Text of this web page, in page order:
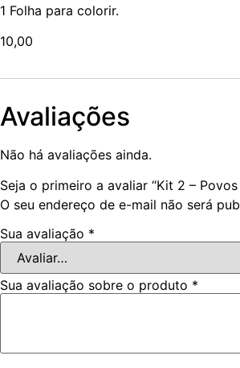
1 Folha para colorir.
10,00
Avaliações
Não há avaliações ainda.
Seja o primeiro a avaliar “Kit 2 – Povos
O seu endereço de e-mail não será
Sua avaliação *
Sua avaliação sobre o produto *